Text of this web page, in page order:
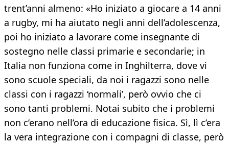
trent’anni almeno: «Ho iniziato a giocare a 14 anni
a rugby, mi ha aiutato negli anni dell’adolescenza,
poi ho iniziato a lavorare come insegnante di
sostegno nelle classi primarie e secondarie; in
Italia non funziona come in Inghilterra, dove vi
sono scuole speciali, da noi i ragazzi sono nelle
classi con i ragazzi ‘normali’, però ovvio che ci
sono tanti problemi. Notai subito che i problemi
non c’erano nell’ora di educazione fisica. Sì, lì c’era
la vera integrazione con i compagni di classe, però